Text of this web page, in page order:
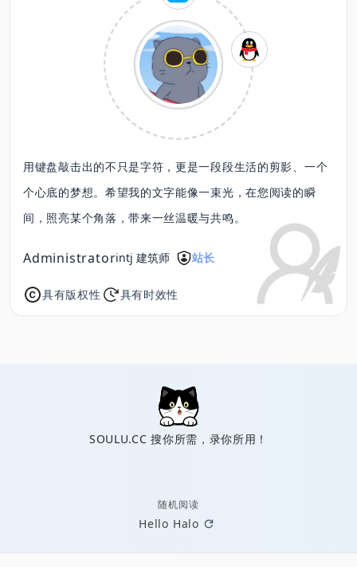
用键盘敲击出的不只是字符，更是一段段生活的剪影、一个
个心底的梦想。希望我的文字能像一束光，在您阅读的瞬
间，照亮某个角落，带来一丝温暖与共鸣。
Administratorintj 建筑师 站长
具有版权性 具有时效性
SOULU.CC 搜你所需，录你所用！
随机阅读
Hello Halo